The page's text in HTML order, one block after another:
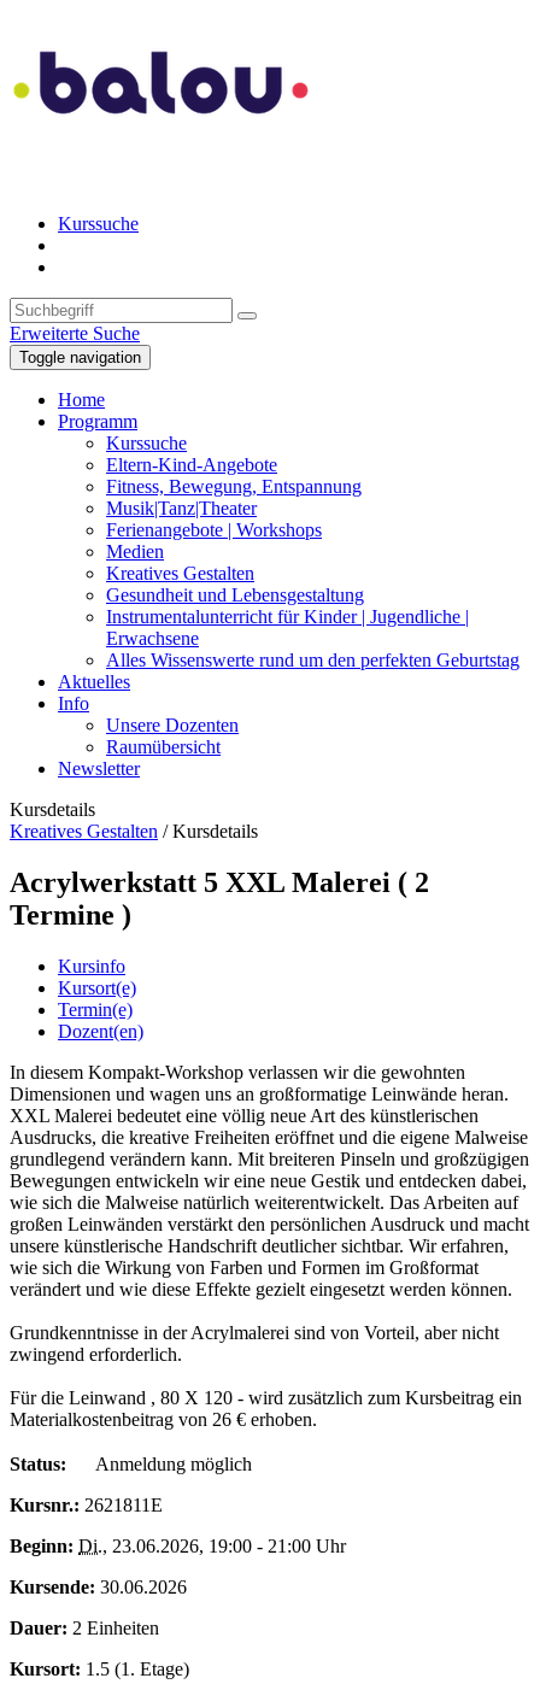
Kurssuche
Erweiterte Suche
Toggle navigation
Home
Programm
Kurssuche
Eltern-Kind-Angebote
Fitness, Bewegung, Entspannung
Musik|Tanz|Theater
Ferienangebote | Workshops
Medien
Kreatives Gestalten
Gesundheit und Lebensgestaltung
Instrumentalunterricht für Kinder | Jugendliche |
Erwachsene
Alles Wissenswerte rund um den perfekten Geburtstag
Aktuelles
Info
Unsere Dozenten
Raumübersicht
Newsletter
Kursdetails
Kreatives Gestalten /Kursdetails
Acrylwerkstatt 5 XXL Malerei ( 2
Termine )
Kursinfo
Kursort(e)
Termin(e)
Dozent(en)
In diesem Kompakt-Workshop verlassen wir die gewohnten
Dimensionen und wagen uns an großformatige Leinwände heran.
XXL Malerei bedeutet eine völlig neue Art des künstlerischen
Ausdrucks, die kreative Freiheiten eröffnet und die eigene Malweise
grundlegend verändern kann. Mit breiteren Pinseln und großzügigen
Bewegungen entwickeln wir eine neue Gestik und entdecken dabei,
wie sich die Malweise natürlich weiterentwickelt. Das Arbeiten auf
großen Leinwänden verstärkt den persönlichen Ausdruck und macht
unsere künstlerische Handschrift deutlicher sichtbar. Wir erfahren,
wie sich die Wirkung von Farben und Formen im Großformat
verändert und wie diese Effekte gezielt eingesetzt werden können.
Grundkenntnisse in der Acrylmalerei sind von Vorteil, aber nicht
zwingend erforderlich.
Für die Leinwand , 80 X 120 - wird zusätzlich zum Kursbeitrag ein
Materialkostenbeitrag von 26 € erhoben.
Status:
Anmeldung möglich
Kursnr.: 2621811E
Beginn: Di., 23.06.2026, 19:00 - 21:00 Uhr
Kursende: 30.06.2026
Dauer: 2 Einheiten
Kursort: 1.5 (1. Etage)